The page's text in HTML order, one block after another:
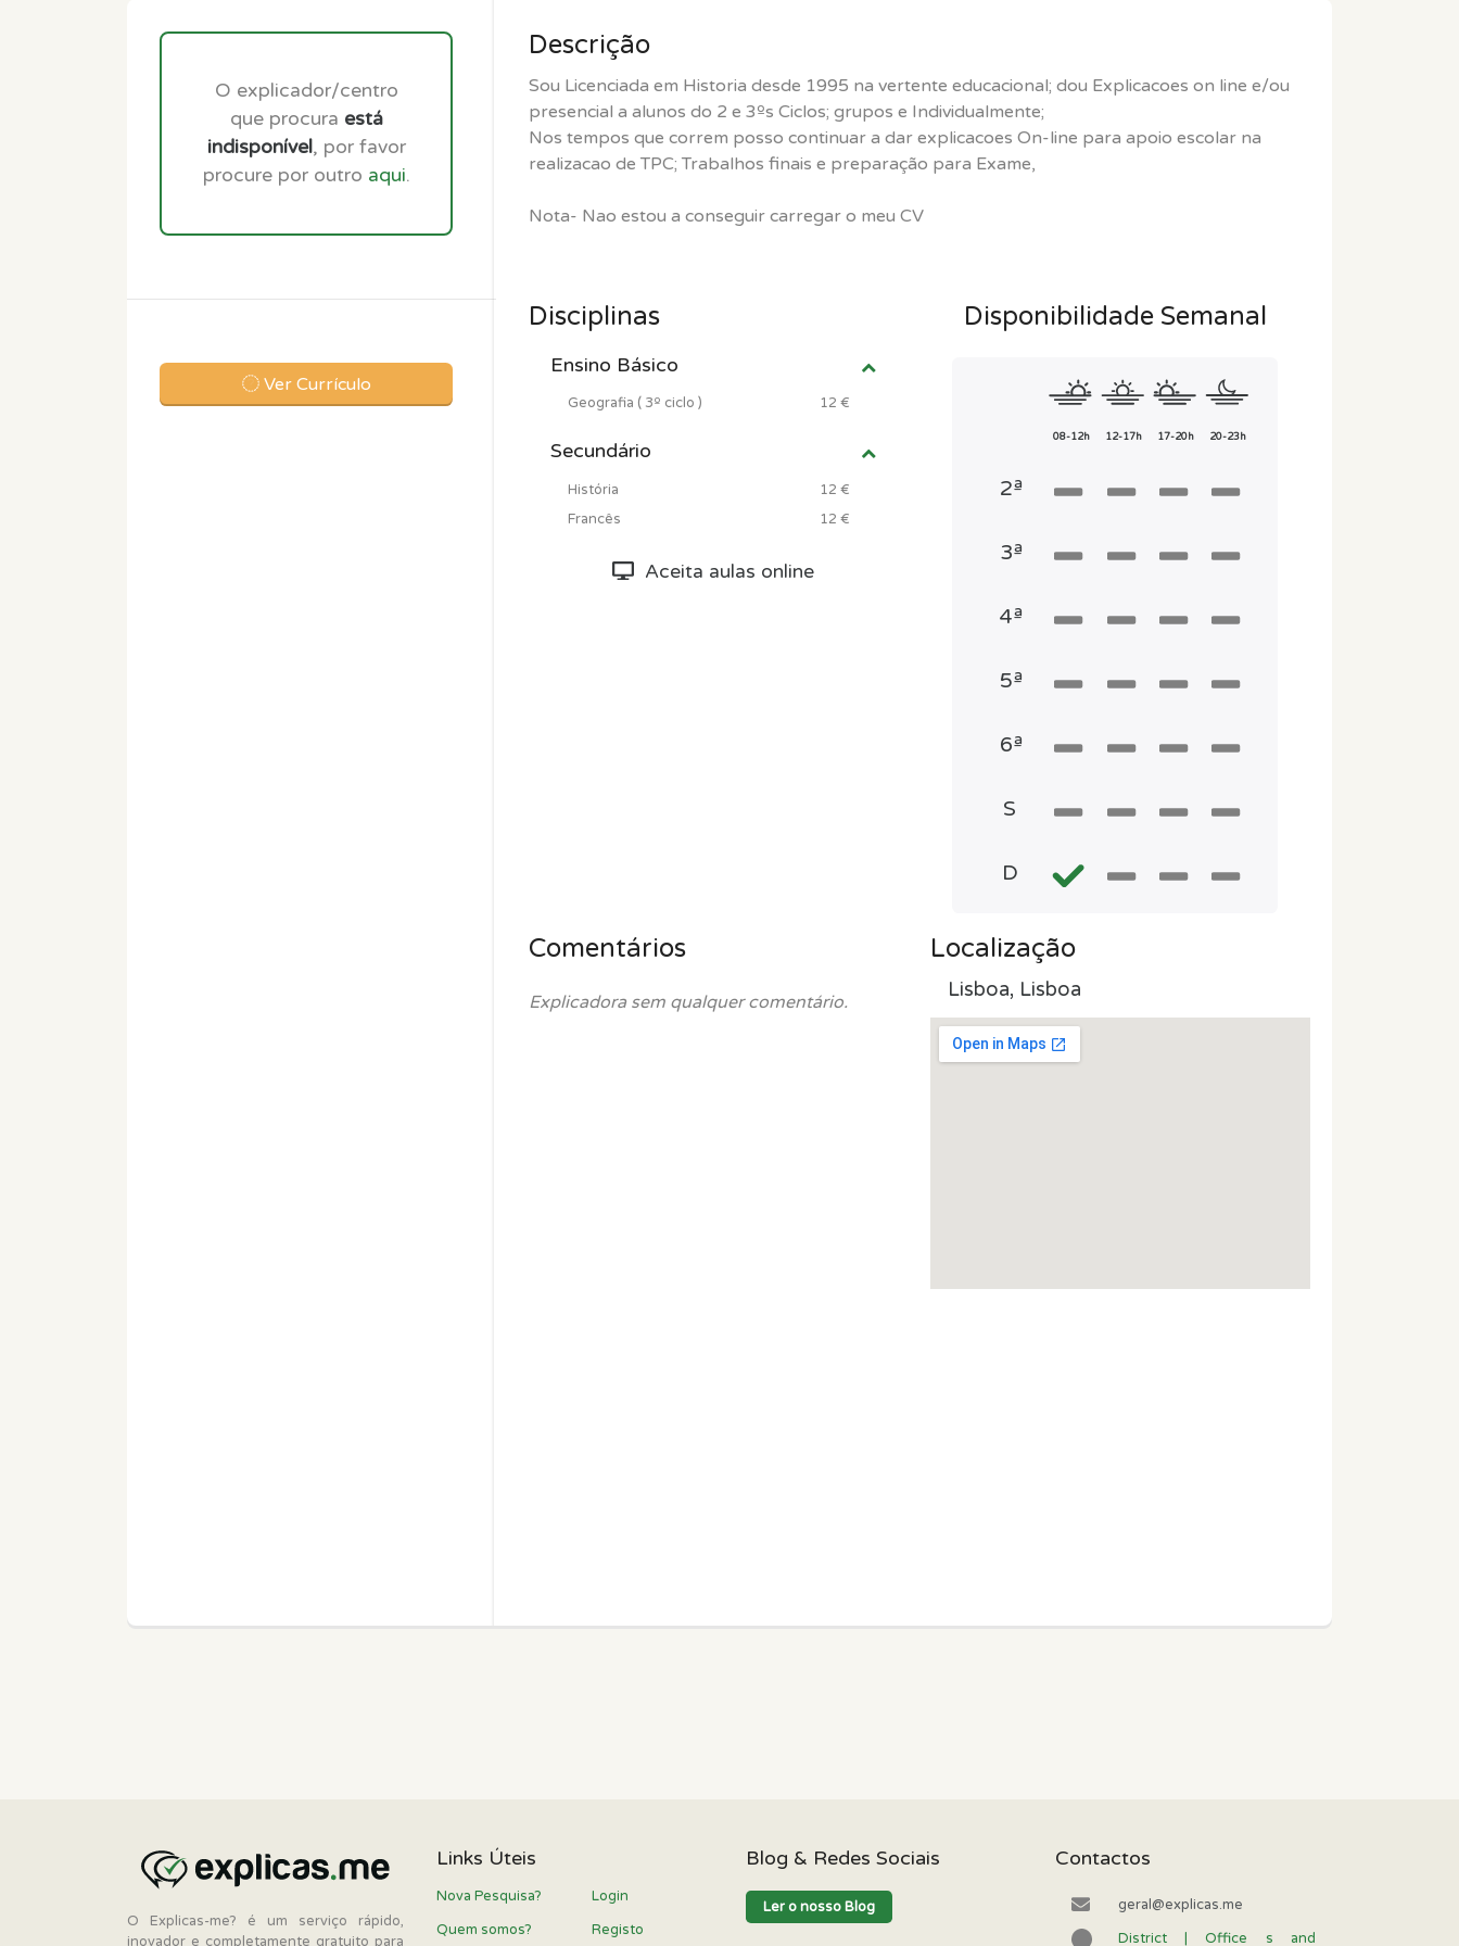
O explicador/centro
que procura está
indisponível, por favor
procure por outro aqui.
Ver Currículo
Descrição
Sou Licenciada em Historia desde 1995 na vertente educacional; dou Explicacoes on line e/ou
presencial a alunos do 2 e 3ºs Ciclos; grupos e Individualmente;
Nos tempos que correm posso continuar a dar explicacoes On-line para apoio escolar na
realizacao de TPC; Trabalhos finais e preparação para Exame,
Nota- Nao estou a conseguir carregar o meu CV
Disciplinas
Ensino Básico
Geografia ( 3º ciclo ) 12 €
Secundário
História
12 €
Francês
12 €
Aceita aulas online
Disponibilidade Semanal
08-12h 12-17h 17-20h 20-23h
2ª
3ª
4ª
5ª
6ª
S
D
Localização
Lisboa, Lisboa
Comentários
Explicadora sem qualquer comentário.
O Explicas-me? é um serviço rápido,
inovador e completamente gratuito para
Links Úteis
Nova Pesquisa?
Quem somos?
Login
Registo
Blog & Redes Sociais
Ler o nosso Blog
Contactos
geral@explicas.me
District | Office s and